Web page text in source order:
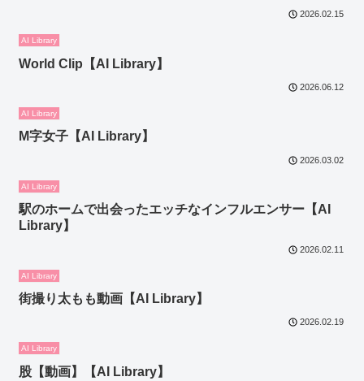
2026.02.15
AI Library
World Clip【AI Library】
2026.06.12
AI Library
M字女子【AI Library】
2026.03.02
AI Library
駅のホームで出会ったエッチなインフルエンサー【AI
Library】
2026.02.11
AI Library
街撮り太もも動画【AI Library】
2026.02.19
AI Library
股【動画】【AI Library】